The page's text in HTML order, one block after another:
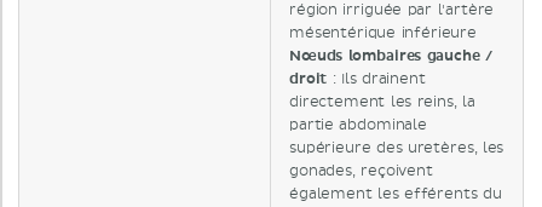
région irriguée par l'artère
mésentérique inférieure
Nœuds lombaires gauche /
droit : Ils drainent
directement les reins, la
partie abdominale
supérieure des uretères, les
gonades, reçoivent
également les efférents du